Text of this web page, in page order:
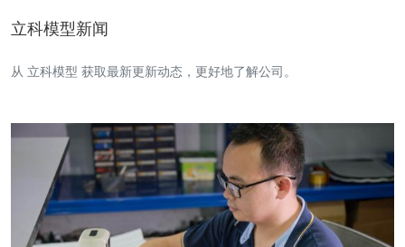
立科模型新闻
从 立科模型 获取最新更新动态，更好地了解公司。